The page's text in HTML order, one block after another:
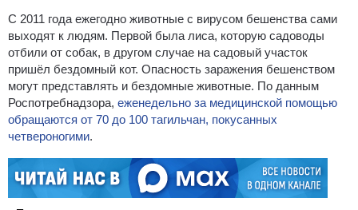
С 2011 года ежегодно животные с вирусом бешенства сами
выходят к людям. Первой была лиса, которую садоводы
отбили от собак, в другом случае на садовый участок
пришёл бездомный кот. Опасность заражения бешенством
могут представлять и бездомные животные. По данным
Роспотребнадзора, еженедельно за медицинской помощью
обращаются от 70 до 100 тагильчан, покусанных
четвероногими.